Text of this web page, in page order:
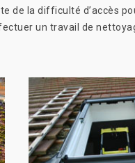
de la difficulté d’accès
un travail de